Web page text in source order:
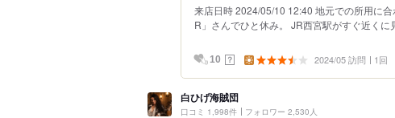
来店日時 2024/05/10 12:40 地元での所用に
R」さんでひと休み。 JR西宮駅がすぐ近くに
10 ？ 2024/05 訪問 1回
白ひげ海賊団
口コミ 1,998件 フォロワー 2,530人